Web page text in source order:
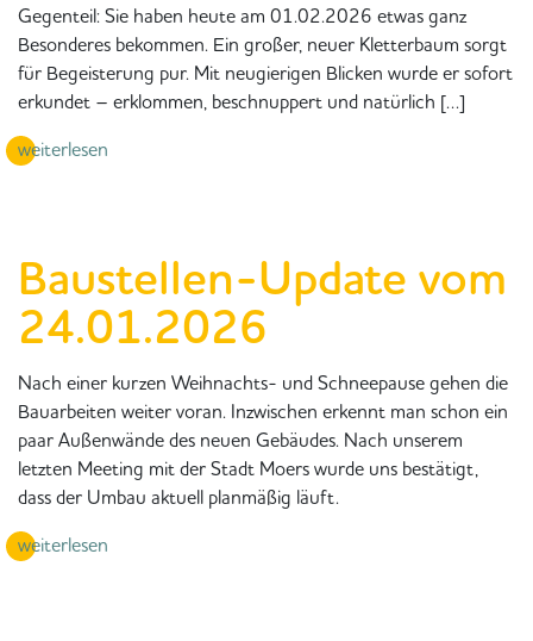
Gegenteil: Sie haben heute am 01.02.2026 etwas ganz
Besonderes bekommen. Ein großer, neuer Kletterbaum sorgt
für Begeisterung pur. Mit neugierigen Blicken wurde er sofort
erkundet – erklommen, beschnuppert und natürlich […]
weiterlesen
Baustellen-Update vom
24.01.2026
Nach einer kurzen Weihnachts- und Schneepause gehen die
Bauarbeiten weiter voran. Inzwischen erkennt man schon ein
paar Außenwände des neuen Gebäudes. Nach unserem
letzten Meeting mit der Stadt Moers wurde uns bestätigt,
dass der Umbau aktuell planmäßig läuft.
weiterlesen